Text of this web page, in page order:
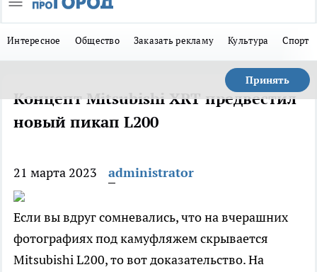
Интересное Общество Заказать рекламу Культура Спорт
Принять
Концепт Mitsubishi XRT предвестил
новый пикап L200
21 марта 2023 administrator
Если вы вдруг сомневались, что на вчерашних
фотографиях под камуфляжем скрывается
Mitsubishi L200, то вот доказательство. На